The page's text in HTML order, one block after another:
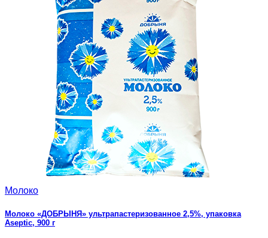
Молоко
Молоко «ДОБРЫНЯ» ультрапастеризованное 2,5%, упаковка
Aseptic, 900 г